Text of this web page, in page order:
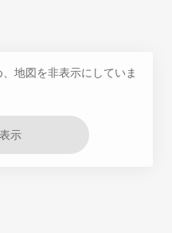
地図を非表示にしていま
示